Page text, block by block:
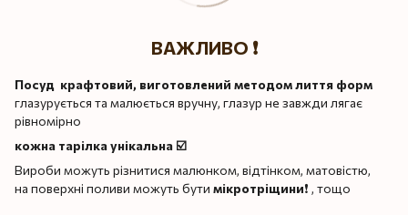
ВАЖЛИВО ❗️
Посуд крафтовий, виготовлений методом лиття форм
глазурується та малюється вручну, глазур не завжди лягає
рівномірно
кожна тарілка унікальна ☑️
Вироби можуть різнитися малюнком, відтінком, матовістю,
на поверхні поливи можуть бути мікротріщини❗️ , тощо